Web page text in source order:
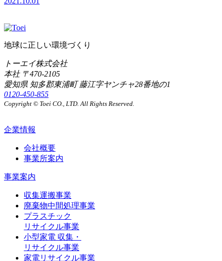
地球に正しい環境づくり
トーエイ株式会社
本社 〒470-2105
愛知県 知多郡東浦町 藤江字ヤンチャ28番地の1
0120-450-855
Copyright © Toei CO., LTD. All Rights Reserved.
企業情報
会社概要
事業所案内
事業案内
収集運搬事業
廃棄物中間処理事業
プラスチック
リサイクル事業
小型家電 収集・
リサイクル事業
家電リサイクル事業